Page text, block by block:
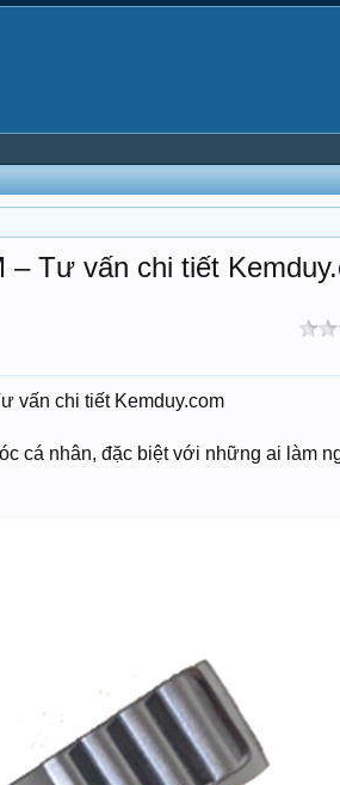
– Tư vấn chi tiết
vấn chi tiết Kemduy.com
cá nhân, đặc biệt với những ai làm